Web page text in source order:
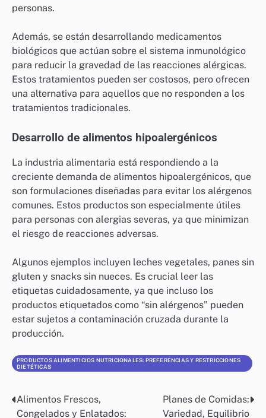
personas.
Además, se están desarrollando medicamentos
biológicos que actúan sobre el sistema inmunológico
para reducir la gravedad de las reacciones alérgicas.
Estos tratamientos pueden ser costosos, pero ofrecen
una alternativa para aquellos que no responden a los
tratamientos tradicionales.
Desarrollo de alimentos hipoalergénicos
La industria alimentaria está respondiendo a la
creciente demanda de alimentos hipoalergénicos, que
son formulaciones diseñadas para evitar los alérgenos
comunes. Estos productos son especialmente útiles
para personas con alergias severas, ya que minimizan
el riesgo de reacciones adversas.
Algunos ejemplos incluyen leches vegetales, panes sin
gluten y snacks sin nueces. Es crucial leer las
etiquetas cuidadosamente, ya que incluso los
productos etiquetados como “sin alérgenos” pueden
estar sujetos a contaminación cruzada durante la
producción.
PRODUCTOS ALIMENTICIOS NUTRICIONALES: PREFERENCIAS Y RESTRICCIONES
DIETÉTICAS
Post
Alimentos Frescos,
Congelados y Enlatados:
Planes de Comidas:
Variedad, Equilibrio